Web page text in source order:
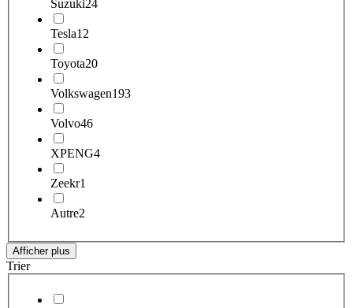
Suzuki24
Tesla12
Toyota20
Volkswagen193
Volvo46
XPENG4
Zeekr1
Autre2
Afficher plus
Trier